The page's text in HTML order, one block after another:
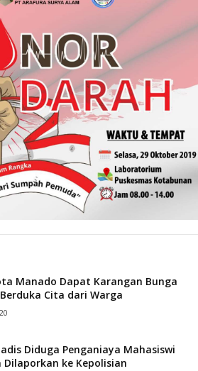
Manado Dapat Karangan Bunga
Cita dari Warga
Diduga Penganiaya Mahasiswi
Dilaporkan ke Kepolisian